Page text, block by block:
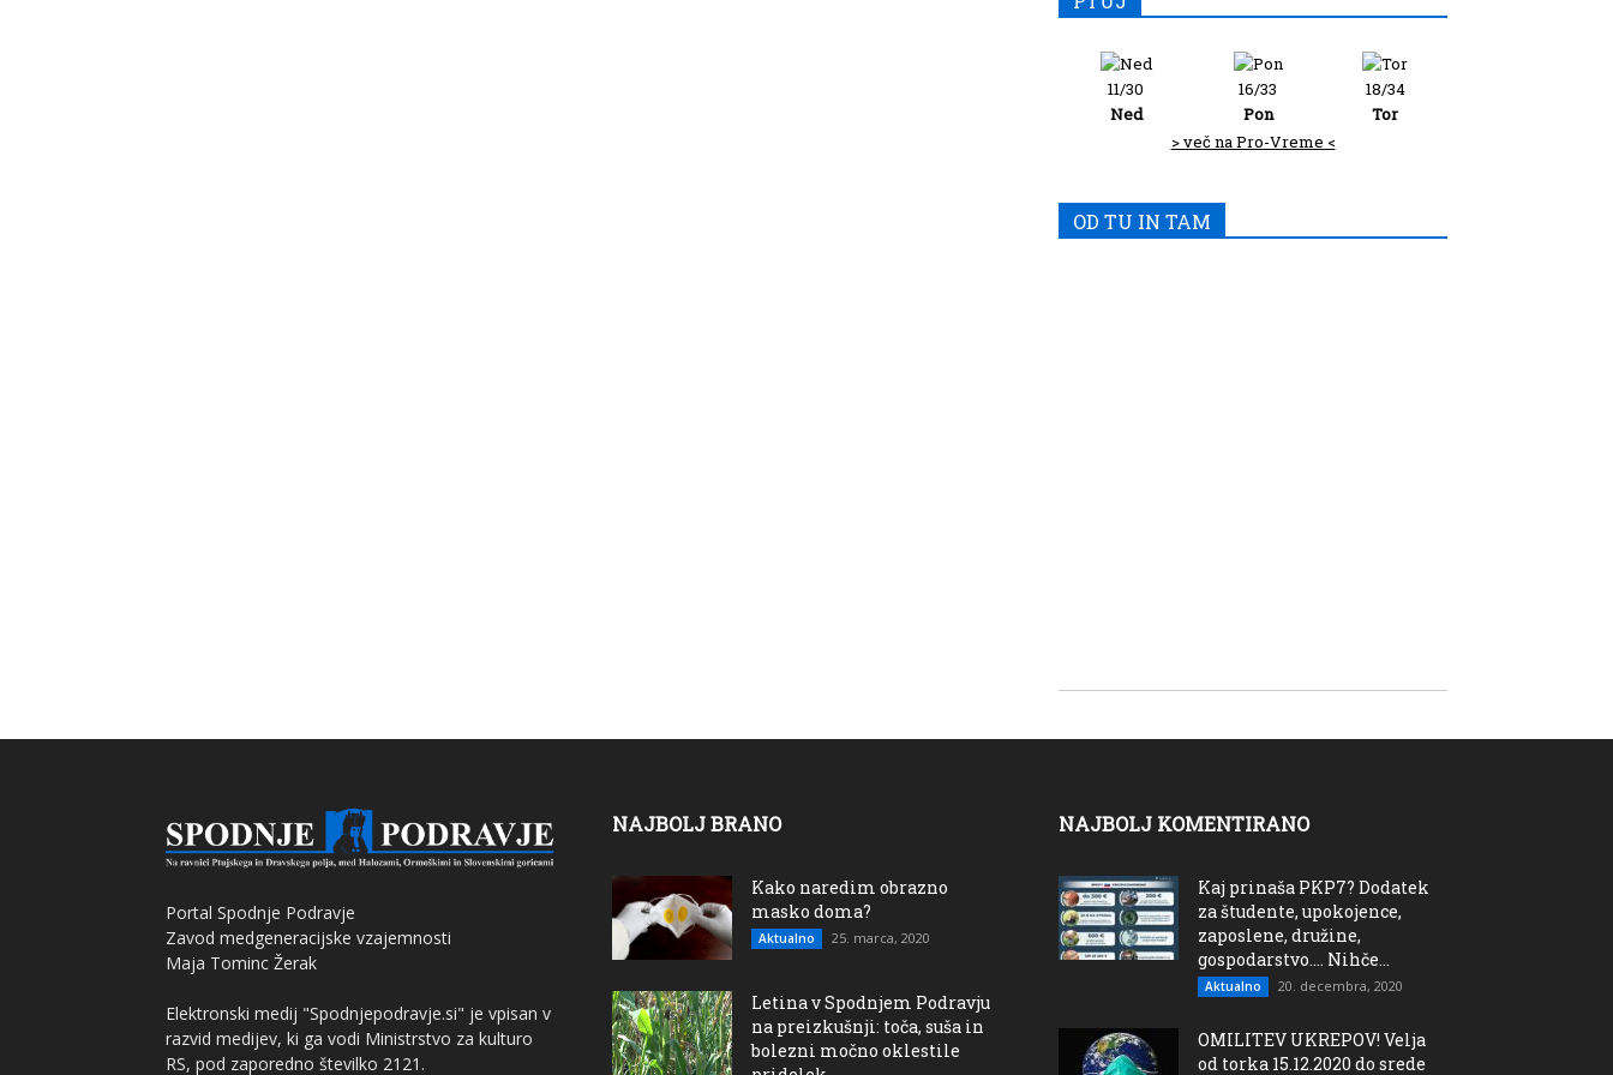
11/30
Ned
16/33
Pon
18/34
Tor
> več na Pro-Vreme <
OD TU IN TAM
Portal Spodnje Podravje
Zavod medgeneracijske vzajemnosti
Maja Tominc Žerak
Elektronski medij "Spodnjepodravje.si" je vpisan v
razvid medijev, ki ga vodi Ministrstvo za kulturo
RS, pod zaporedno številko 2121.
NAJBOLJ BRANO
Kako naredim obrazno
masko doma?
Aktualno 25. marca, 2020
Letina v Spodnjem Podravju
na preizkušnji: toča, suša in
bolezni močno oklestile
NAJBOLJ KOMENTIRANO
Kaj prinaša PKP7? Dodatek
za študente, upokojence,
zaposlene, družine,
gospodarstvo…. Nihče...
Aktualno 20. decembra, 2020
OMILITEV UKREPOV! Velja
od torka 15.12.2020 do srede